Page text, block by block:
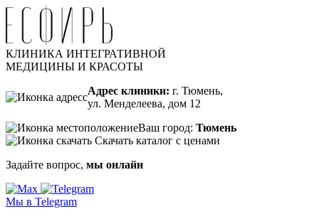
КЛИНИКА ИНТЕГРАТИВНОЙ
МЕДИЦИНЫ И КРАСОТЫ
Адрес клиники: г. Тюмень,
ул. Менделеева, дом 12
Ваш город: Тюмень
Скачать каталог с ценами
Задайте вопрос, мы онлайн
Мы в Telegram